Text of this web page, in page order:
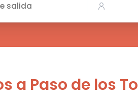
salida
a Paso de los